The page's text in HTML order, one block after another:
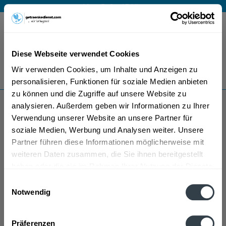
Diese Webseite verwendet Cookies
Wir verwenden Cookies, um Inhalte und Anzeigen zu
personalisieren, Funktionen für soziale Medien anbieten
zu können und die Zugriffe auf unsere Website zu
analysieren. Außerdem geben wir Informationen zu Ihrer
Verwendung unserer Website an unsere Partner für
soziale Medien, Werbung und Analysen weiter. Unsere
Partner führen diese Informationen möglicherweise mit
weiteren Daten zusammen, die Sie ihnen bereitgestellt
Notwendig
Präferenzen
Mo – Fr 9 – 17 Uhr
Menü
Bestellung widerrufen
Es gilt unsere Datenschutzerklärung
Herrngiersdorf
Herrngiersdorf wird in den folgenden Regionen,
Städten, Orten und Postleitzahl-Gebieten geliefert